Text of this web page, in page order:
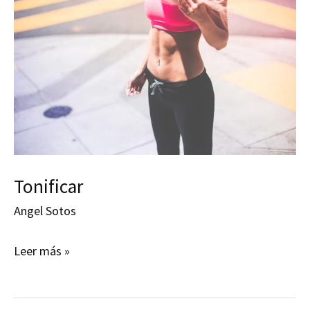
Tonificar
Angel Sotos
Tonificar
Leer más »